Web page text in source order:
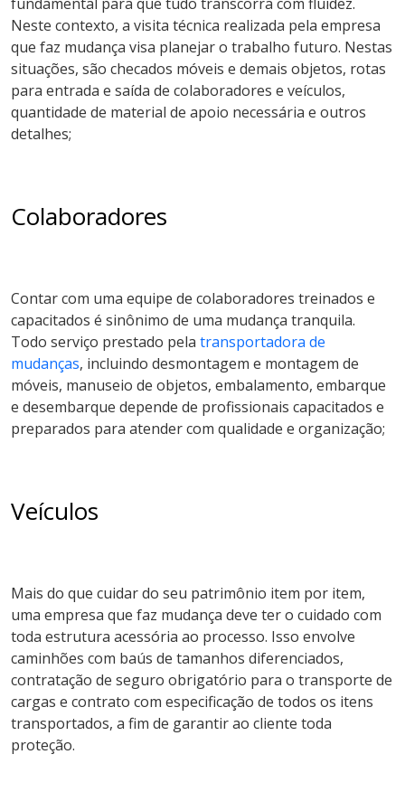
Neste contexto, a visita técnica realizada pela empresa
que faz mudança visa planejar o trabalho futuro. Nestas
situações, são checados móveis e demais objetos, rotas
para entrada e saída de colaboradores e veículos,
quantidade de material de apoio necessária e outros
detalhes;
Colaboradores
Contar com uma equipe de colaboradores treinados e
capacitados é sinônimo de uma mudança tranquila.
Todo serviço prestado pela transportadora de
mudanças, incluindo desmontagem e montagem de
móveis, manuseio de objetos, embalamento, embarque
e desembarque depende de profissionais capacitados e
preparados para atender com qualidade e organização;
Veículos
Mais do que cuidar do seu patrimônio item por item,
uma empresa que faz mudança deve ter o cuidado com
toda estrutura acessória ao processo. Isso envolve
caminhões com baús de tamanhos diferenciados,
contratação de seguro obrigatório para o transporte de
cargas e contrato com especificação de todos os itens
transportados, a fim de garantir ao cliente toda
proteção.